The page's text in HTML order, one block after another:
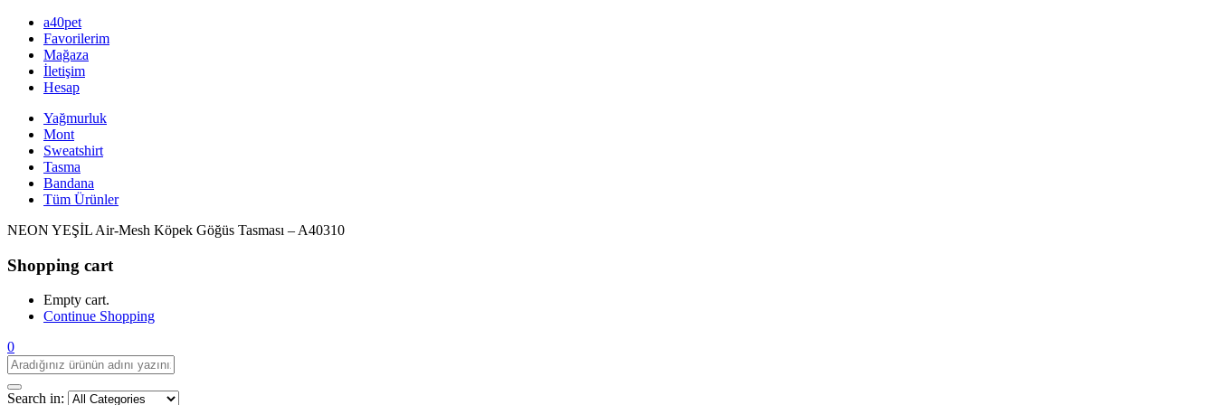
a40pet
Favorilerim
Mağaza
İletişim
Hesap
Yağmurluk
Mont
Sweatshirt
Tasma
Bandana
Tüm Ürünler
NEON YEŞİL Air-Mesh Köpek Göğüs Tasması – A40310
Shopping cart
Empty cart.
Continue Shopping
0
Search in: